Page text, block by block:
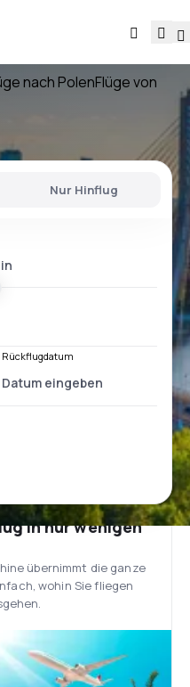
nach PolenFlüge von
Nur Hinflug
Rückflugdatum
in nur wenigen
übernimmt die ganze
wohin Sie fliegen